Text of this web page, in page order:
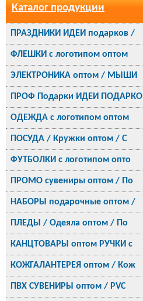
Каталог продукции
ПРАЗДНИКИ ИДЕИ подарков /
ФЛЕШКИ с логотипом оптом
ЭЛЕКТРОНИКА оптом / МЫШИ
ПРОФ Подарки ИДЕИ ПОДАРКО
ОДЕЖДА с логотипом оптом
ПОСУДА / Кружки оптом / С
ФУТБОЛКИ с логотипом опто
ПРОМО сувениры оптом / По
НАБОРЫ подарочные оптом /
ПЛЕДЫ / Одеяла оптом / По
КАНЦТОВАРЫ оптом РУЧКИ с
КОЖГАЛАНТЕРЕЯ оптом / Кож
ПВХ СУВЕНИРЫ оптом / PVC